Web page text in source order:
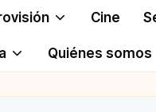
Cine
Quiénes somos